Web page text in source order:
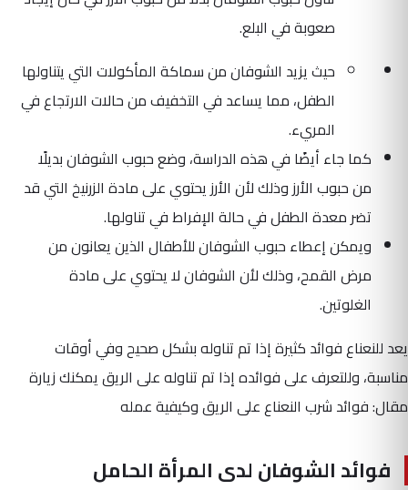
صعوبة في البلع.
حيث يزيد الشوفان من سماكة المأكولات التي يتناولها
الطفل، مما يساعد في التخفيف من حالات الارتجاع في
المريء.
كما جاء أيضًا في هذه الدراسة، وضع حبوب الشوفان بديلًا
من حبوب الأرز وذلك لأن الأرز يحتوي على مادة الزرنيخ التي قد
تضر معدة الطفل في حالة الإفراط في تناولها.
ويمكن إعطاء حبوب الشوفان للأطفال الذين يعانون من
مرض القمح، وذلك لأن الشوفان لا يحتوي على مادة
الغلوتين.
يعد للنعناع فوائد كثيرة إذا تم تناوله بشكل صحيح وفي أوقات
مناسبة، وللتعرف على فوائده إذا تم تناوله على الريق يمكنك زيارة
مقال: فوائد شرب النعناع على الريق وكيفية عمله
فوائد الشوفان لدى المرأة الحامل